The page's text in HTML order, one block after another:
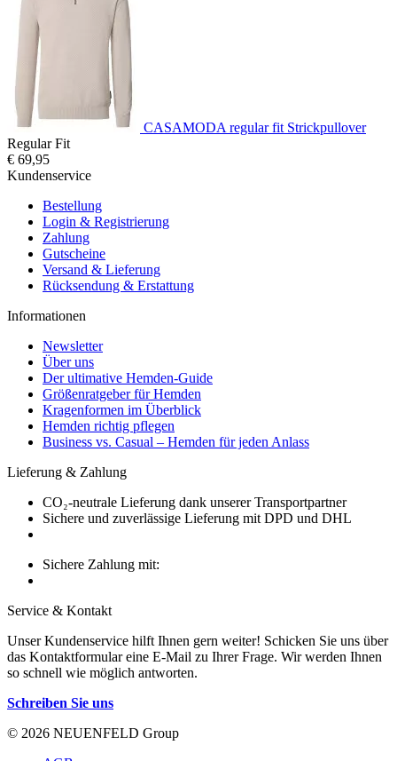
CASAMODA regular fit Strickpullover
Regular Fit
€ 69,95
Kundenservice
Bestellung
Login & Registrierung
Zahlung
Gutscheine
Versand & Lieferung
Rücksendung & Erstattung
Informationen
Newsletter
Über uns
Der ultimative Hemden-Guide
Größenratgeber für Hemden
Kragenformen im Überblick
Hemden richtig pflegen
Business vs. Casual – Hemden für jeden Anlass
Lieferung & Zahlung
CO₂-neutrale Lieferung dank unserer Transportpartner
Sichere und zuverlässige Lieferung mit DPD und DHL
Sichere Zahlung mit:
Service & Kontakt
Unser Kundenservice hilft Ihnen gern weiter! Schicken Sie uns über
das Kontaktformular eine E-Mail zu Ihrer Frage. Wir werden Ihnen
so schnell wie möglich antworten.
Schreiben Sie uns
© 2026 NEUENFELD Group